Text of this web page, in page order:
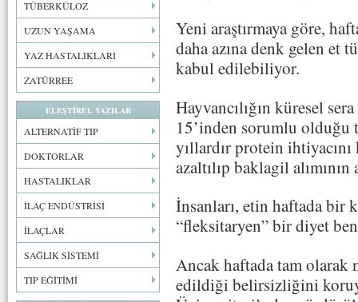
TÜBERKÜLOZ
UZUN YAŞAMA
YAZ HASTALIKLARI
ZATÜRREE
ELEŞTİREL YAZILAR
ALTERNATİF TIP
DOKTORLAR
HASTALIKLAR
İLAÇ ENDÜSTRİSİ
İLAÇLAR
SAĞLIK SİSTEMİ
TIP EĞİTİMİ
Yeni araştırmaya göre,
daha azına denk gelen et
kabul edilebiliyor.
Hayvancılığın küresel
15’inden sorumlu olduğu
yıllardır protein
azaltılıp baklagil alımının
İnsanları, etin haftada bir
“fleksitaryen” bir diyet
Ancak haftada tam olarak
edildiği belirsizliğini